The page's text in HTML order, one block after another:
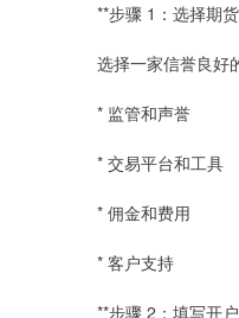
**步骤 1：选择期
选择一家信誉良好
* 监管和声誉
* 交易平台和工具
* 佣金和费用
* 客户支持
**步骤 2：填写开